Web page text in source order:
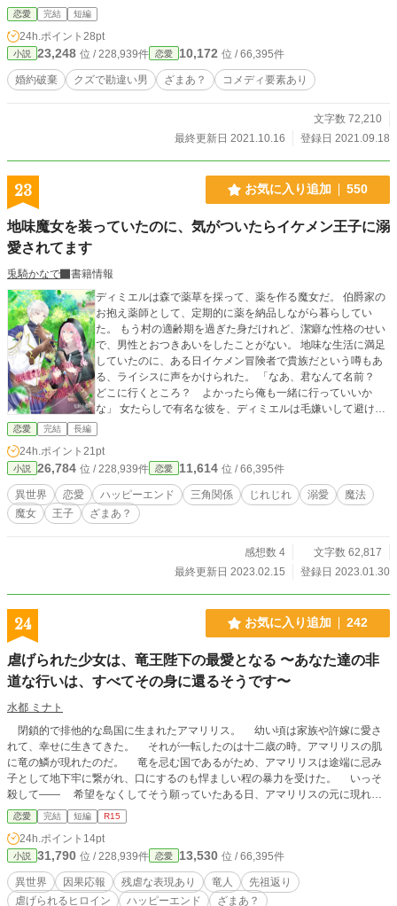
公爵になるって言えばね、是が非とも住んでいる所を見てみたいって言うから連
れてきたんだよ。いいよねヤスミーンは僕の妻で公爵夫人なのだもん。公爵夫人
ともなれば心は海の様に広い人でなければいけないよ」 はて、そこでヤスミー
ンは思案する。 何時から私が公爵夫人でエグモンドが公爵なのだろうかと。 ま
た病気がちと言う従妹はヤスミーンの許可も取らず堂々と公爵邸で好き勝手に暮
らし始める。 最初の間ヤスミーンは静かにその様子を見守っていた。 するとあ
恋愛 完結 短編
24h.ポイント 28pt
小説 23,248 位 / 228,939件 恋愛 10,172 位 / 66,395件
婚約破棄 クズで勘違い男 ざまあ？ コメディ要素あり
文字数 72,210
最終更新日 2021.10.16
登録日 2021.09.18
23 お気に入り追加 550
地味魔女を装っていたのに、気がついたらイケメン王子に溺
愛されてます
兎騎かなで
書籍情報
ディミエルは森で薬草を採って、薬を作る魔女だ。 伯爵家の
お抱え薬師として、定期的に薬を納品しながら暮らしてい
た。 もう村の適齢期を過ぎた身だけれど、潔癖な性格のせい
で、男性とおつきあいをしたことがない。 地味な生活に満足
していたのに、ある日イケメン冒険者で貴族だという噂もあ
る、ライシスに声をかけられた。 「なあ、君なんて名前？
どこに行くところ？ よかったら俺も一緒に行っていいか
な」 女たらしで有名な彼を、ディミエルは毛嫌いして避けよ
うとするけれど、しつこく迫られて……気がついたら溺愛さ
れていた。 (こんなにドキドキするなんて、私おかしくなっち
ゃったの⁉︎) 更に伯爵家子息である、セレストもディミエルの
ことを狙っていて……？ ……みたいな話展開にしたいと思っ
てます。 ＊楽観的で自信家のイケメンヒーロー×地味で男嫌
いのヒロインが、だんだんと心を通わせていく予定です。 ＊
王子であることは最初は隠されていて、話の展開で明かされ
恋愛 完結 長編
24h.ポイント 21pt
小説 26,784 位 / 228,939件 恋愛 11,614 位 / 66,395件
異世界 恋愛 ハッピーエンド 三角関係 じれじれ 溺愛
魔法
魔女
王子 ざまあ？
感想数 4
文字数 62,817
最終更新日 2023.02.15
登録日 2023.01.30
24 お気に入り追加 242
虐げられた少女は、竜王陛下の最愛となる 〜あなた達の非
道な行いは、すべてその身に還るそうです〜
水都 ミナト
閉鎖的で排他的な島国に生まれたアマリリス。 幼い頃は家族や許嫁に愛さ
れて、幸せに生きてきた。 それが一転したのは十二歳の時。アマリリスの肌
に竜の鱗が現れたのだ。 竜を忌む国であるがため、アマリリスは途端に忌み
子として地下牢に繋がれ、口にするのも悍ましい程の暴力を受けた。 いっそ
殺して―― 希望をなくしてそう願っていたある日、アマリリスの元に現れた
のは帝国の竜王陛下であった。 彼は竜人の先祖返りであるアマリリスを迎え
に来たという。尊き存在であるアマリリスを虐げてきた家族と元許嫁も捕らえら
れ、一同は帝国へと連れて行かれる。 アマリリスが厚遇を受ける中、彼女の
家族は、帝国の秘薬『反転の再現薬』を飲まされることとなる。その薬の効能
は、これまで犯した罪がその者の身に跳ね返り、再現されるというもの――アマ
リリスの家族がこれまで彼女を傷付けてきた行為が、彼らの身に降り掛かる。
恋愛 完結 短編 R15
24h.ポイント 14pt
小説 31,790 位 / 228,939件 恋愛 13,530 位 / 66,395件
異世界 因果応報 残虐な表現あり 竜人
先祖返り
虐げられるヒロイン
ハッピーエンド ざまあ？